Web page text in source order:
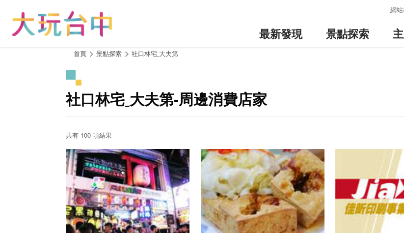
網
最新發現 景點探索
首頁 景點探索 社口林宅ˍ大夫第
社口林宅ˍ大夫第-周邊消費店家
共有 100 項結果